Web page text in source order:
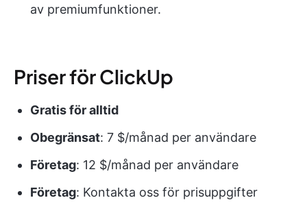
av premiumfunktioner.
Priser för ClickUp
Gratis för alltid
Obegränsat: 7 $/månad per användare
Företag: 12 $/månad per användare
Företag: Kontakta oss för prisuppgifter